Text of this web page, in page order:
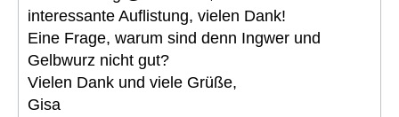
interessante Auflistung, vielen Dank!
Eine Frage, warum sind denn Ingwer und
Gelbwurz nicht gut?
Vielen Dank und viele Grüße,
Gisa